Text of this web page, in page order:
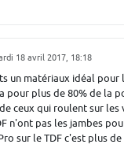
18 avril 2017, 18:18
un matériaux idéal pour
pour plus de 80% de la
ceux qui roulent sur
n'ont pas les jambes
sur le TDF c'est plus